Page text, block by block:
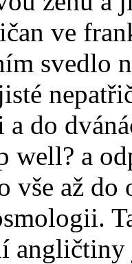
ve
svedlo
a do
well? a
vše až